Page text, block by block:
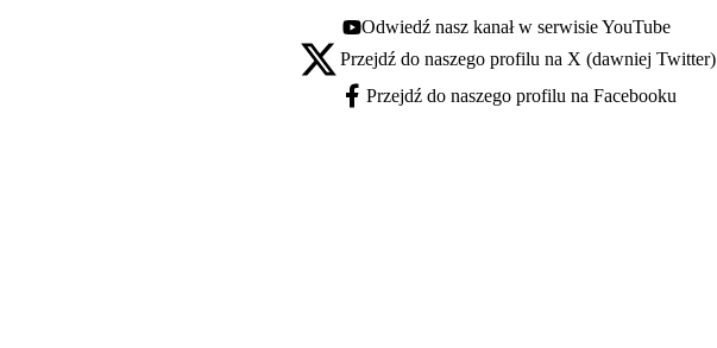
Youtube - otwiera się w nowej karcie
Odwiedź nasz kanał w serwisie YouTube
X - otwiera się w nowej karcie
Przejdź do naszego profilu na X (dawniej Twitter)
Facebook - otwiera się w nowej karcie
Przejdź do naszego profilu na Facebooku